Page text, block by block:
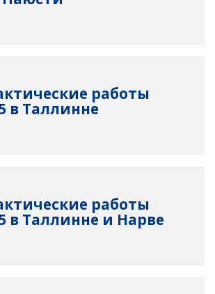
работы
в Таллинне
работы
в Таллинне и Нарве